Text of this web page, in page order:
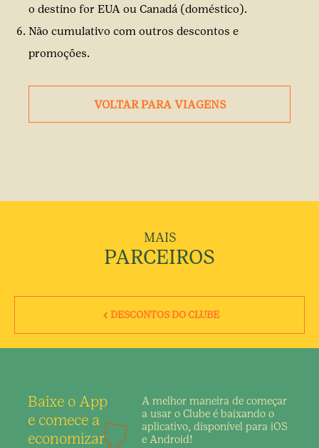
o destino for EUA ou Canadá (doméstico).
Não cumulativo com outros descontos e
promoções.
VOLTAR PARA VIAGENS
MAIS
PARCEIROS
DESCONTOS DO CLUBE
Baixe o App
e comece a
economizar
A melhor maneira de começar
a usar o Clube é baixando o
aplicativo, disponível para iOS
e Android!